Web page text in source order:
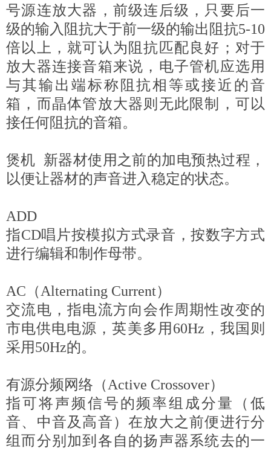
号源连放大器，前级连后级，只要后一
级的输入阻抗大于前一级的输出阻抗5-10
倍以上，就可认为阻抗匹配良好；对于
放大器连接音箱来说，电子管机应选用
与其输出端标称阻抗相等或接近的音
箱，而晶体管放大器则无此限制，可以
接任何阻抗的音箱。
煲机 新器材使用之前的加电预热过程，
以便让器材的声音进入稳定的状态。
ADD
指CD唱片按模拟方式录音，按数字方式
进行编辑和制作母带。
AC（Alternating Current）
交流电，指电流方向会作周期性改变的
市电供电电源，英美多用60Hz，我国则
采用50Hz的。
有源分频网络（Active Crossover）
指可将声频信号的频率组成分量（低
音、中音及高音）在放大之前便进行分
组而分别加到各自的扬声器系统去的一